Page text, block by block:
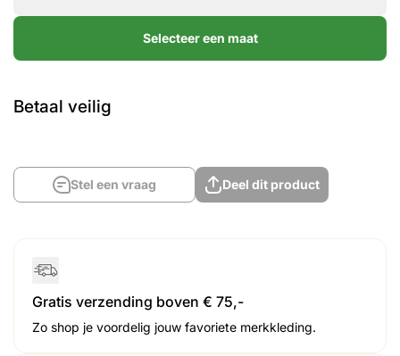
Selecteer een maat
Betaal veilig
Stel een vraag Deel dit product
Gratis verzending boven € 75,-
Zo shop je voordelig jouw favoriete merkkleding.